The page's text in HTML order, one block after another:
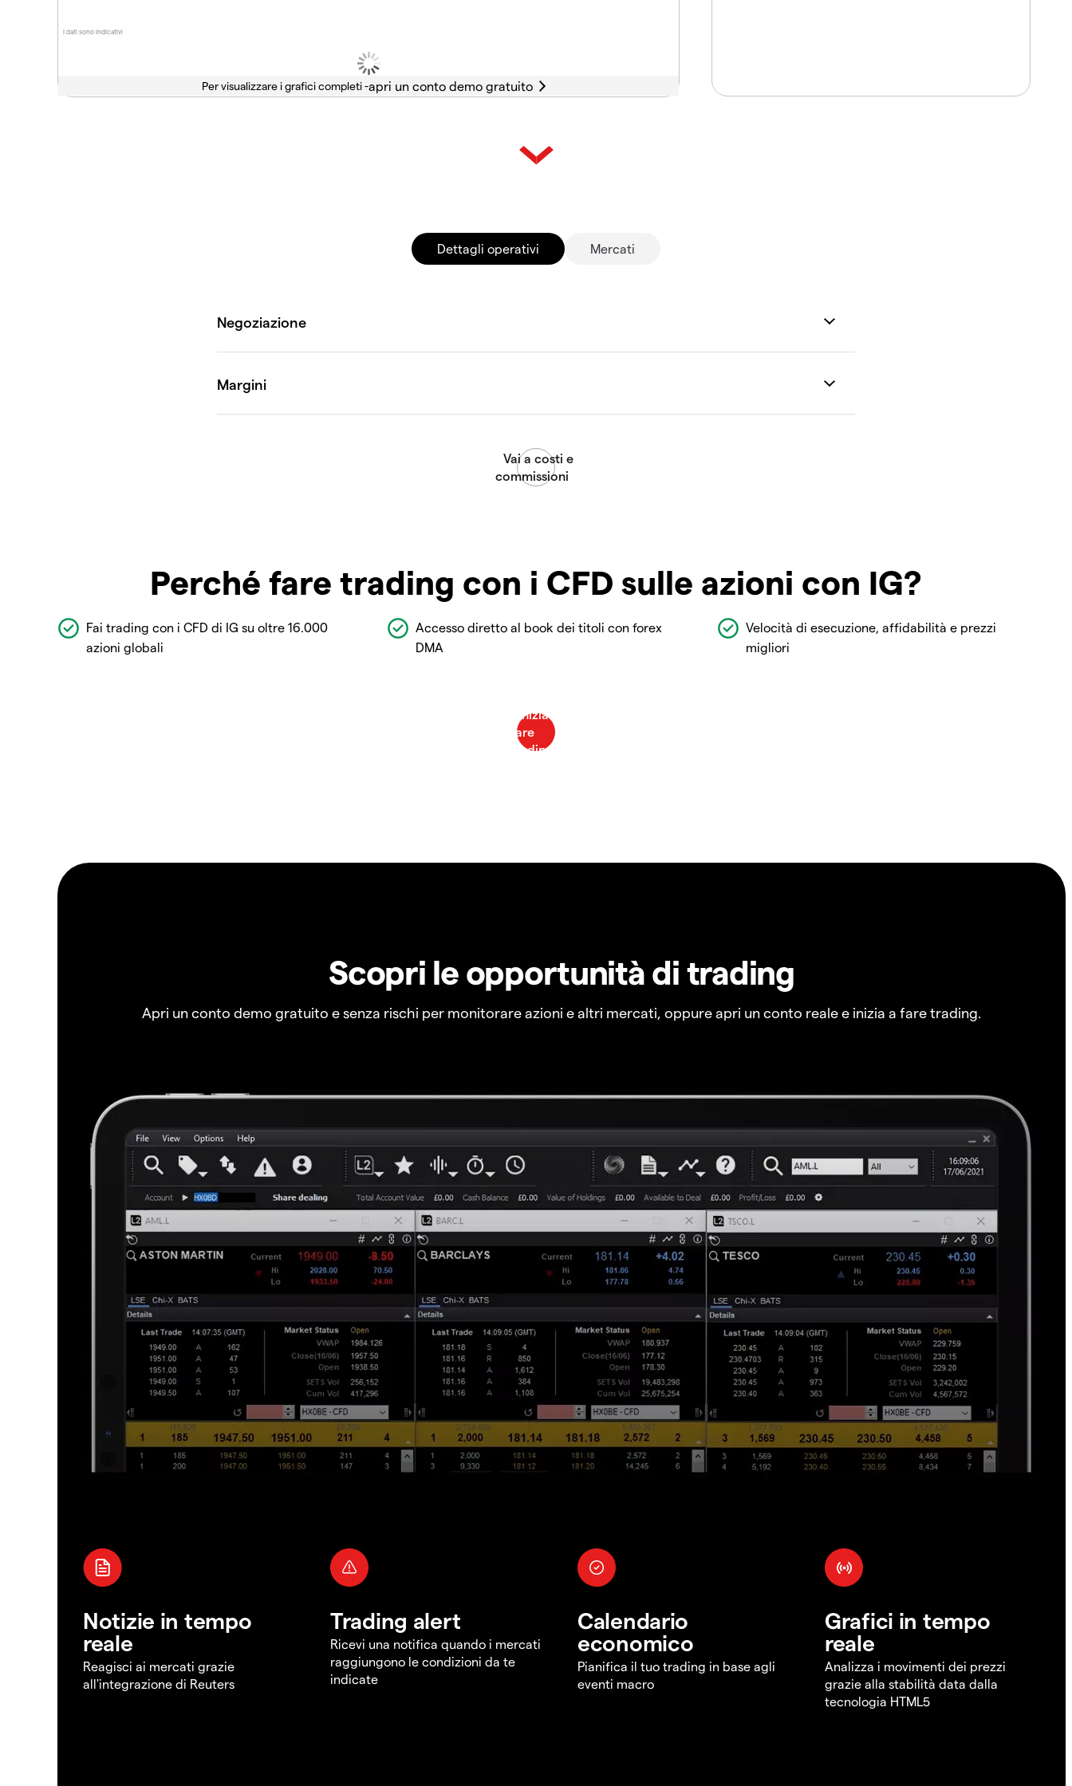
I dati sono indicativi
Per visualizzare i grafici completi -
Dettagli operativi Mercati
Perché fare trading con i CFD sulle azioni con IG?
Fai trading con i CFD di IG su oltre 16.000
azioni globali
Accesso diretto al book dei titoli con forex
DMA
Velocità di esecuzione, affidabilità e prezzi
migliori
Scopri le opportunità di trading
Apri un conto demo gratuito e senza rischi per monitorare azioni e altri mercati, oppure apri un conto reale e inizia a fare trading.
Notizie in tempo
reale
Reagisci ai mercati grazie
all'integrazione di Reuters
Trading alert
Ricevi una notifica quando i mercati
raggiungono le condizioni da te
indicate
Calendario
economico
Pianifica il tuo trading in base agli
eventi macro
Grafici in tempo
reale
Analizza i movimenti dei prezzi
grazie alla stabilità data dalla
tecnologia HTML5